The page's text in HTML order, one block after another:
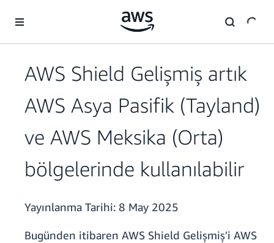
AWS Shield Gelişmiş artık
AWS Asya Pasifik (Tayland)
ve AWS Meksika (Orta)
bölgelerinde kullanılabilir
Yayınlanma Tarihi: 8 May 2025
Bugünden itibaren AWS Shield Gelişmiş'i AWS